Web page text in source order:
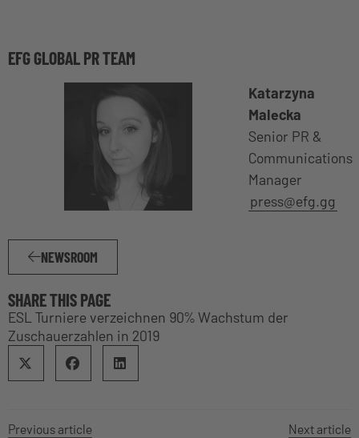
EFG GLOBAL PR TEAM
Katarzyna
Malecka
Senior PR &
Communications
Manager
press@efg.gg
NEWSROOM
SHARE THIS PAGE
ESL Turniere verzeichnen 90% Wachstum der
Zuschauerzahlen in 2019
Previous article Next article